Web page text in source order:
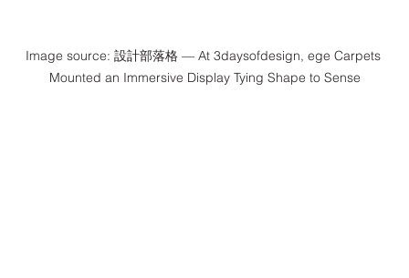
Image source: 設計部落格 — At 3daysofdesign, ege Carpets
Mounted an Immersive Display Tying Shape to Sense